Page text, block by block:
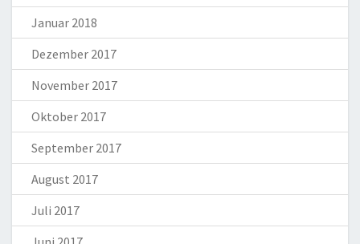
Januar 2018
Dezember 2017
November 2017
Oktober 2017
September 2017
August 2017
Juli 2017